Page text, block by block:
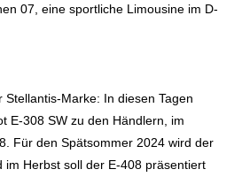
07 , eine sportliche Limousine im D-
Stellantis-Marke: In diesen Tagen
E-308 SW zu den Händlern, im
Für denSpätsommer 2024 wird der
im Herbst soll der E-408 präsentiert